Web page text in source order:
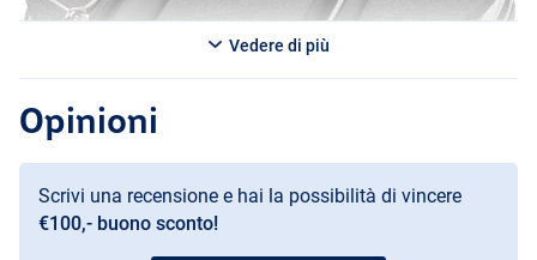
14g
Vedere di più
Opinioni
Scrivi una recensione e hai la possibilità di vincere
€100,- buono sconto!